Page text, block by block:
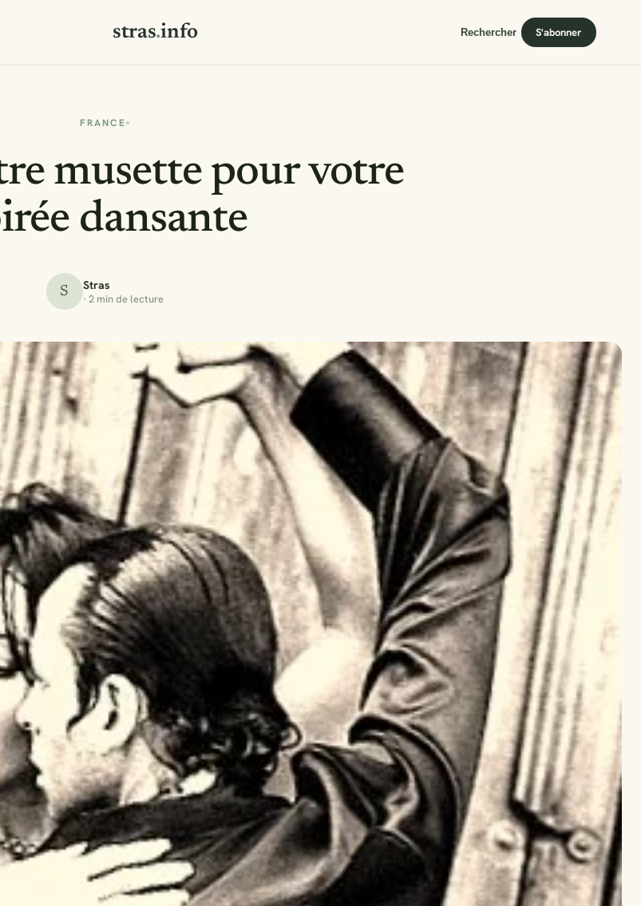
stras.info Rechercher S'abonner
FRANCE
musette pour votre
dansante
S Stras
· 2 min de lecture